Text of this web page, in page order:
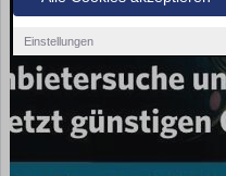
Einstellungen